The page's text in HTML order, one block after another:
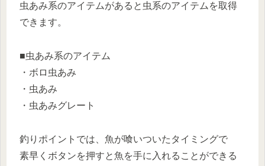
虫あみ系のアイテムがあると虫系のアイテムを取得
できます。
■虫あみ系のアイテム
・ボロ虫あみ
・虫あみ
・虫あみグレート
釣りポイントでは、魚が喰いついたタイミングで
素早くボタンを押すと魚を手に入れることができる